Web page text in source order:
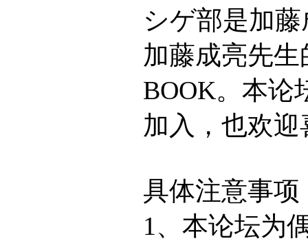
シゲ部是加
加藤成亮先生
BOOK。本论
加入，也欢
具体注意事项
1、本论坛为